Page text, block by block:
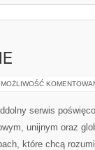
MOŻLIWOŚĆ
serwis
unijnym oraz
które chcą